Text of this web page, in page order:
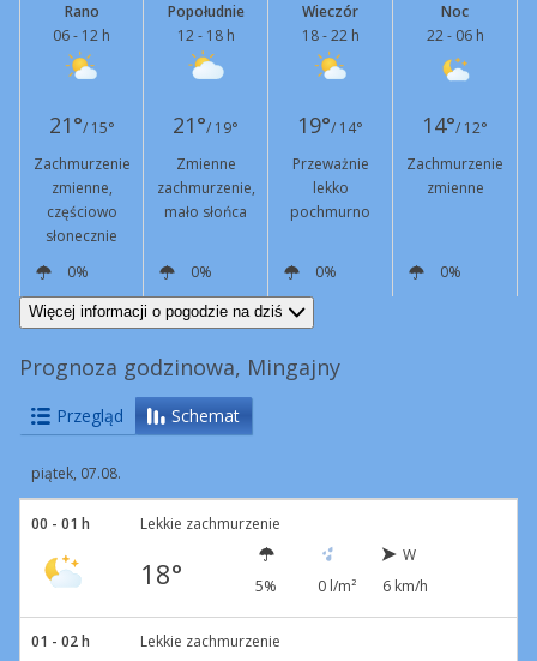
Rano
06 - 12 h
Popołudnie
12 - 18 h
Wieczór
18 - 22 h
Noc
22 - 06 h
21°/ 15° 21°/ 19° 19°/ 14° 14°/ 12°
Zachmurzenie
zmienne,
częściowo
słonecznie
Zmienne
zachmurzenie,
mało słońca
Przeważnie
lekko
pochmurno
Zachmurzenie
zmienne
0% 0% 0%
0%
W
13 km/h W
16 km/h
Więcej informacji o pogodzie na dziś
Prognoza godzinowa, Mingajny
Przegląd Schemat
piątek, 07.08.
00 - 01 h Lekkie zachmurzenie
18° 5% 0 l/m²
W
6 km/h
01 - 02 h Lekkie zachmurzenie